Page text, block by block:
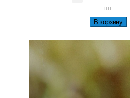
шт
В корзину